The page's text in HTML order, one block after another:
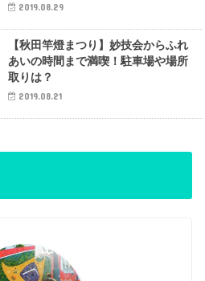
2019.08.29
【秋田竿燈まつり】妙技会からふれ
あいの時間まで満喫！駐車場や場所
取りは？
2019.08.21